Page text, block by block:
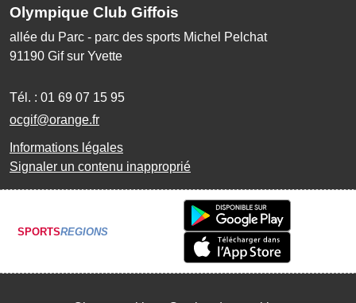
Olympique Club Giffois
allée du Parc - parc des sports Michel Pelchat
91190 Gif sur Yvette
Tél. : 01 69 07 15 95
ocgif@orange.fr
Informations légales
Signaler un contenu inapproprié
SPORTSREGIONS